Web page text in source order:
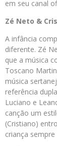
em seu canal
Zé Neto &
A infância
diferente. Zé
que a música
Toscano
música
referência
Luciano e
canção um
(Cristiano)
criança